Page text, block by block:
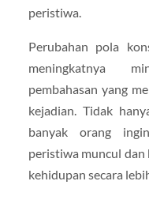
peristiwa.
Perubahan pola
meningkatnya
pembahasan yang
kejadian. Tidak
banyak orang
peristiwa muncul dan
kehidupan secara